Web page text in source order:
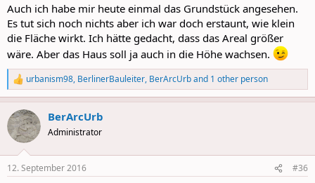
Auch ich habe mir heute einmal das Grundstück angesehen.
Es tut sich noch nichts aber ich war doch erstaunt, wie klein
die Fläche wirkt. Ich hätte gedacht, dass das Areal größer
wäre. Aber das Haus soll ja auch in die Höhe wachsen.
R
e
a
c
t
i
s
urbanism98, BerlinerBauleiter, BerArcUrband 1 other person
BerArcUrb
Administrator
12. September 2016 #36